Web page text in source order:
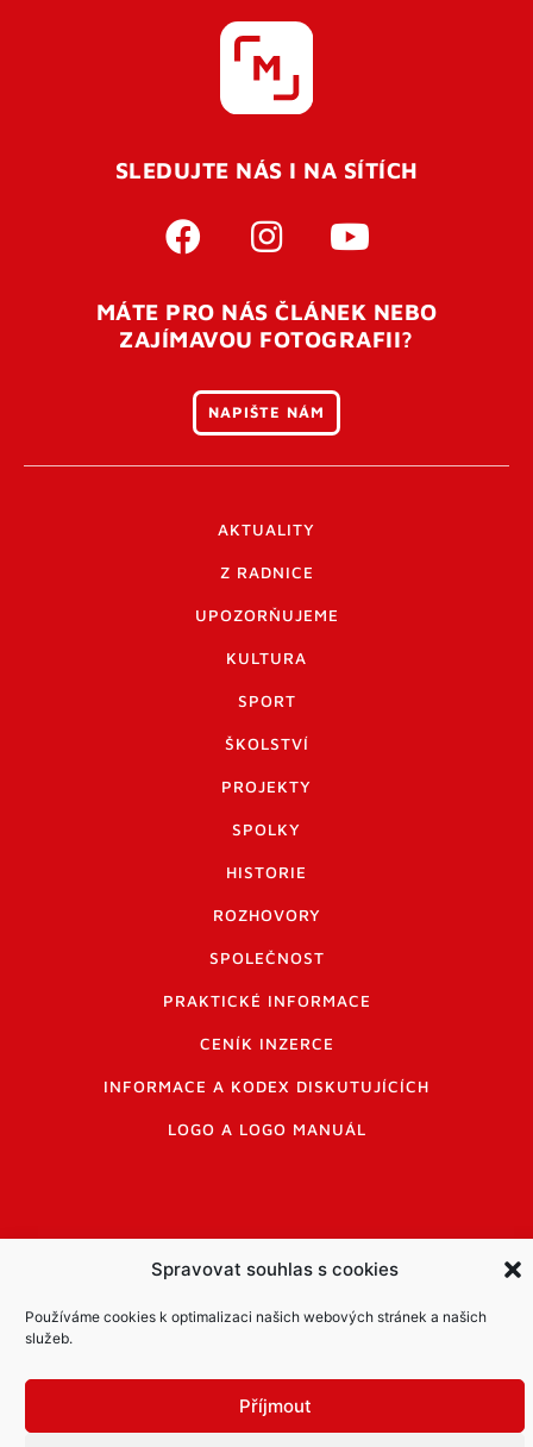
Spravovat souhlas s cookies
Používáme cookies k optimalizaci našich webových stránek a našich
služeb.
Příjmout
SLEDUJTE NÁS I NA SÍTÍCH
MÁTE PRO NÁS ČLÁNEK NEBO
ZAJÍMAVOU FOTOGRAFII?
NAPIŠTE NÁM
AKTUALITY
Z RADNICE
UPOZORŇUJEME
KULTURA
SPORT
ŠKOLSTVÍ
PROJEKTY
SPOLKY
HISTORIE
ROZHOVORY
SPOLEČNOST
PRAKTICKÉ INFORMACE
CENÍK INZERCE
INFORMACE A KODEX DISKUTUJÍCÍCH
LOGO A LOGO MANUÁL
PDF archiv Zpravodajů
Cookies